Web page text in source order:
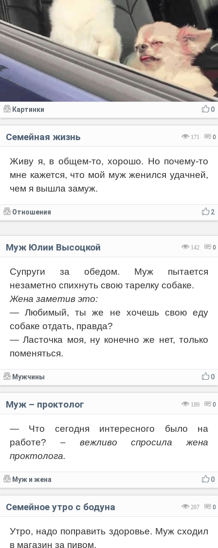
0
Картинки
171 0
Семейная жизнь
Живу я, в общем-то, хорошо. Но почему-то
мне кажется, что мой муж женился удачней,
чем я вышла замуж.
2
Отношения
142 0
Муж Юлии Высоцкой
Супруги за обедом. Муж пытается
незаметно спихнуть свою тарелку собаке.
Жена заметив это:
— Любимый, ты же не хочешь свою еду
собаке отдать, правда?
— Ласточка моя, ну конечно же нет, только
поменяться.
0
Мужчины
189 0
Муж – проктолог
— Что сегодня интересного было на
работе? – вежливо спросила жена
проктолога.
0
Муж и жена
207 0
Семейное утро с бодуна
Утро, надо поправить здоровье. Муж сходил
в магазин за пивом.